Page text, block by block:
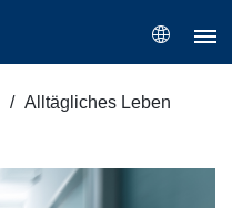
Alltägliches Leben